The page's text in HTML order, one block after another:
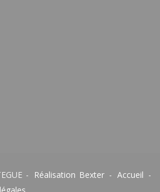
- Réalisation Bexter - Accueil -